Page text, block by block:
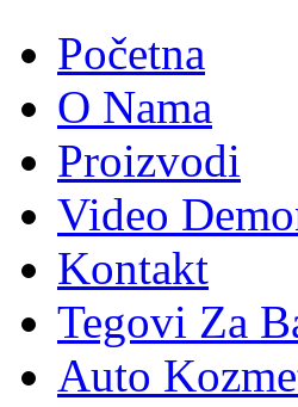
Početna
O Nama
Proizvodi
Video
Kontakt
Tegovi Za
Auto